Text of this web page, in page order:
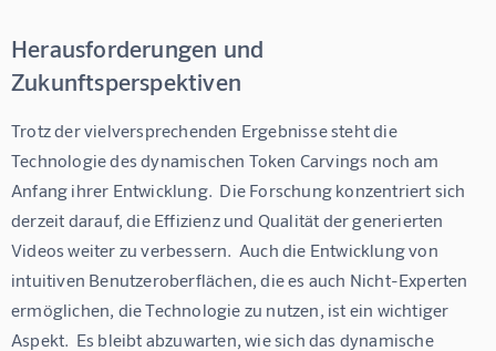
Herausforderungen und
Zukunftsperspektiven
Trotz der vielversprechenden Ergebnisse steht die
Technologie des dynamischen Token Carvings noch am
Anfang ihrer Entwicklung.  Die Forschung konzentriert sich
derzeit darauf, die Effizienz und Qualität der generierten
Videos weiter zu verbessern.  Auch die Entwicklung von
intuitiven Benutzeroberflächen, die es auch Nicht-Experten
ermöglichen, die Technologie zu nutzen, ist ein wichtiger
Aspekt.  Es bleibt abzuwarten, wie sich das dynamische